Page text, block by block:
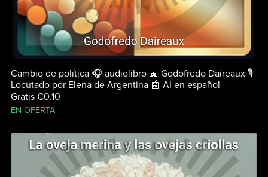
Cambio de política 🎧 audiolibro 📖 Godofredo Daireaux 🎙
Locutado por Elena de Argentina 🤖 AI en español
Gratis €0.10
EN OFERTA